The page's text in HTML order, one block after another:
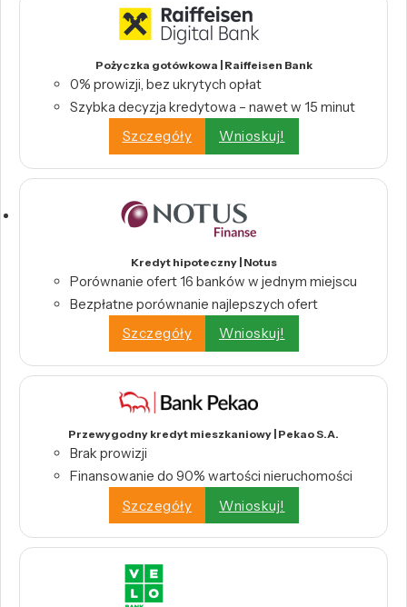
Pożyczka gotówkowa | Raiffeisen Bank
0% prowizji, bez ukrytych opłat
Szybka decyzja kredytowa – nawet w 15 minut
Szczegóły
Wnioskuj!
Kredyt hipoteczny | Notus
Porównanie ofert 16 banków w jednym miejscu
Bezpłatne porównanie najlepszych ofert
Szczegóły
Wnioskuj!
Przewygodny kredyt mieszkaniowy | Pekao S.A.
Brak prowizji
Finansowanie do 90% wartości nieruchomości
Szczegóły
Wnioskuj!